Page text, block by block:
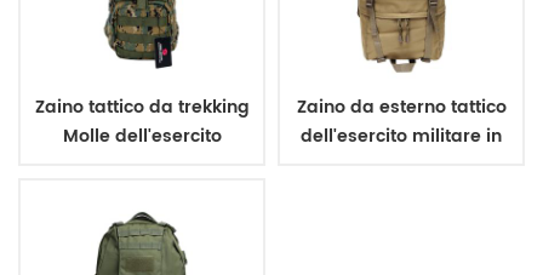
Zaino tattico da trekking
Molle dell'esercito
d'acqua in TPU da 3 litri
Zaino da esterno tattico
dell'esercito militare in